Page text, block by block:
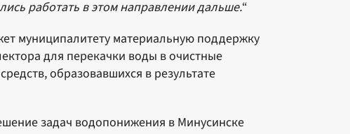
работать в этом направлении дальше.“
муниципалитету материальную поддержку
для перекачки воды в очистные
образовавшихся в результате
задач водопонижения в Минусинске